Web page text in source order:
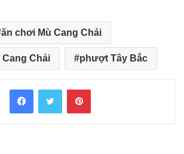
ăn chơi Mù Cang Chải
Chải phượt Tây Bắc
FacebookTwitter Pinterest